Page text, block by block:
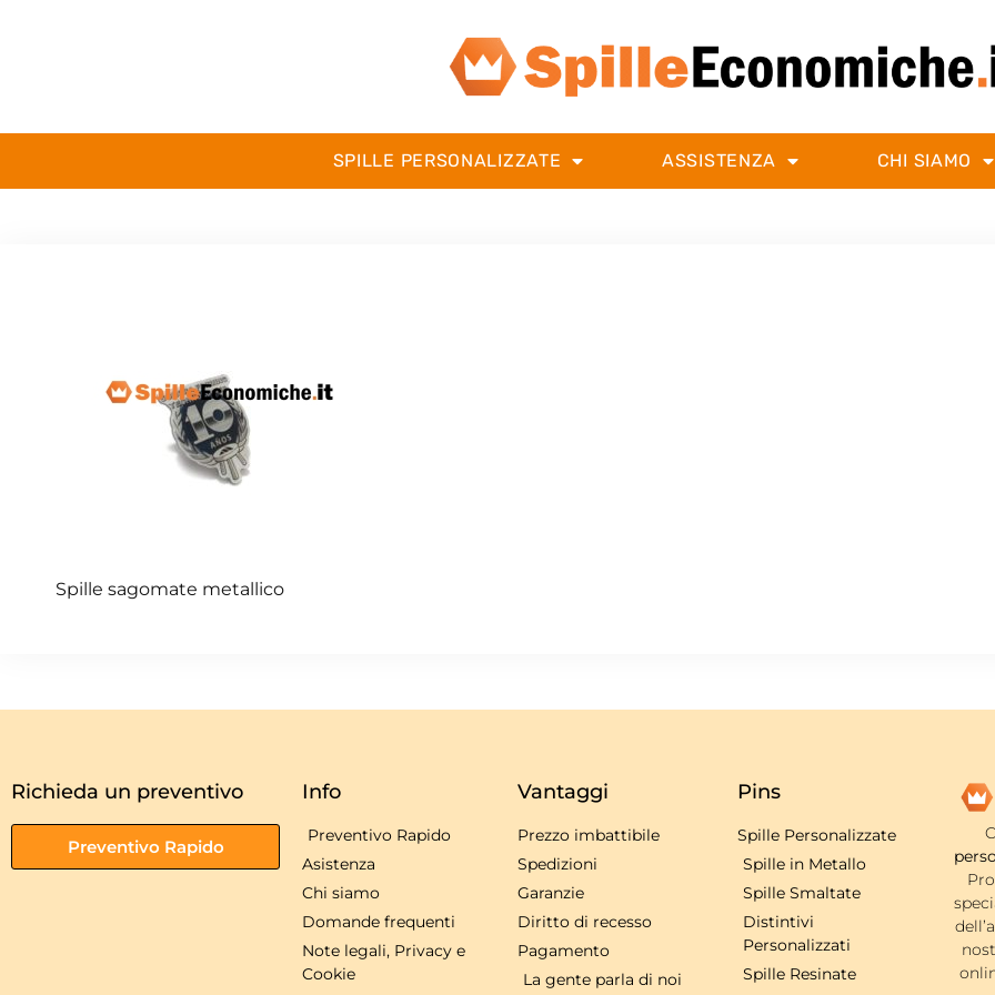
SPILLE PERSONALIZZATE ASSISTENZA CHI SIAMO
Spille sagomate metallico
Richieda un preventivo
Preventivo Rapido
Info
Preventivo Rapido
Asistenza
Chi siamo
Domande frequenti
Note legali, Privacy e
Cookie
Vantaggi
Prezzo imbattibile
Spedizioni
Garanzie
Diritto di recesso
Pagamento
La gente parla di noi
Pins
Spille Personalizzate
Spille in Metallo
Spille Smaltate
Distintivi
Personalizzati
Spille Resinate